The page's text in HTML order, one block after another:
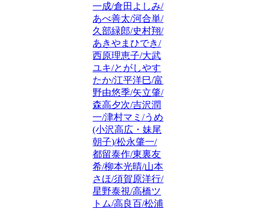
一成/倉田よしみ/
あべ善太/河合単/
久部緑郎/史村翔/
あきやまひでき/
西原理恵子/大武
ユキ/とがしやす
たか/江平洋巳/富
野由悠季/矢立肇/
森高夕次/吉沢潤
一/津村マミ/うめ
(小沢高広・妹尾
朝子)/松永肇一/
都留泰作/東裏友
希/柳本光晴/山本
さほ/須賀原洋行/
星野泰視/高橋ツ
トム/高良百/松浦